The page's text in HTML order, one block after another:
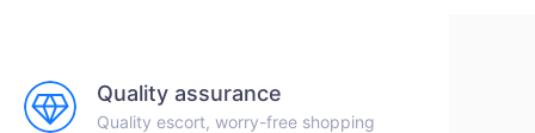
Quality assurance
Quality escort, worry-free shopping